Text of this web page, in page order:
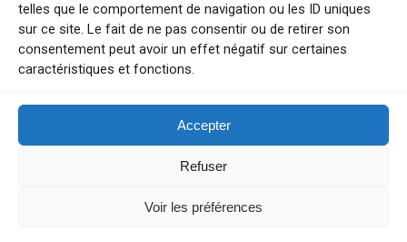
telles que le comportement de navigation ou les ID uniques
sur ce site. Le fait de ne pas consentir ou de retirer son
consentement peut avoir un effet négatif sur certaines
caractéristiques et fonctions.
Accepter
Refuser
Voir les préférences
EVENT
Tourisme week-end : envie de vous évader le temps d’un week-end ou
Explorez nos bonnes adresses
Contact